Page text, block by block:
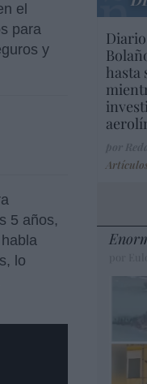
el
para
y
5 años,
lo
hasta